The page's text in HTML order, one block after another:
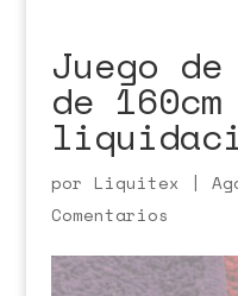
Juego
de
por Liquitex |
Comentarios